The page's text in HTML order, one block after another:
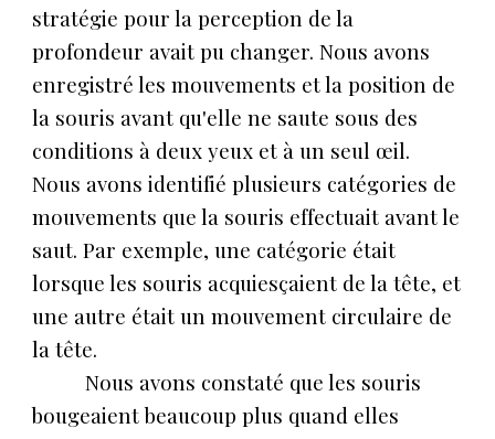
stratégie pour la perception de la
profondeur avait pu changer. Nous avons
enregistré les mouvements et la position de
la souris avant qu'elle ne saute sous des
conditions à deux yeux et à un seul œil.
Nous avons identifié plusieurs catégories de
mouvements que la souris effectuait avant le
saut. Par exemple, une catégorie était
lorsque les souris acquiesçaient de la tête, et
une autre était un mouvement circulaire de
la tête.
Nous avons constaté que les souris
bougeaient beaucoup plus quand elles